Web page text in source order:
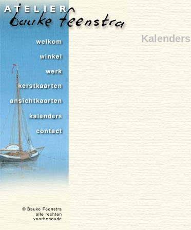
Kalenders